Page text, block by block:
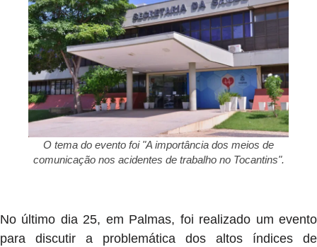
O tema do evento foi "A importância dos meios de
comunicação nos acidentes de trabalho no Tocantins".
No último dia 25, em Palmas, foi realizado um evento
para discutir a problemática dos altos índices de